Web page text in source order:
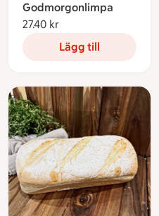
Godmorgonlimpa
27.40 kr
Lägg till